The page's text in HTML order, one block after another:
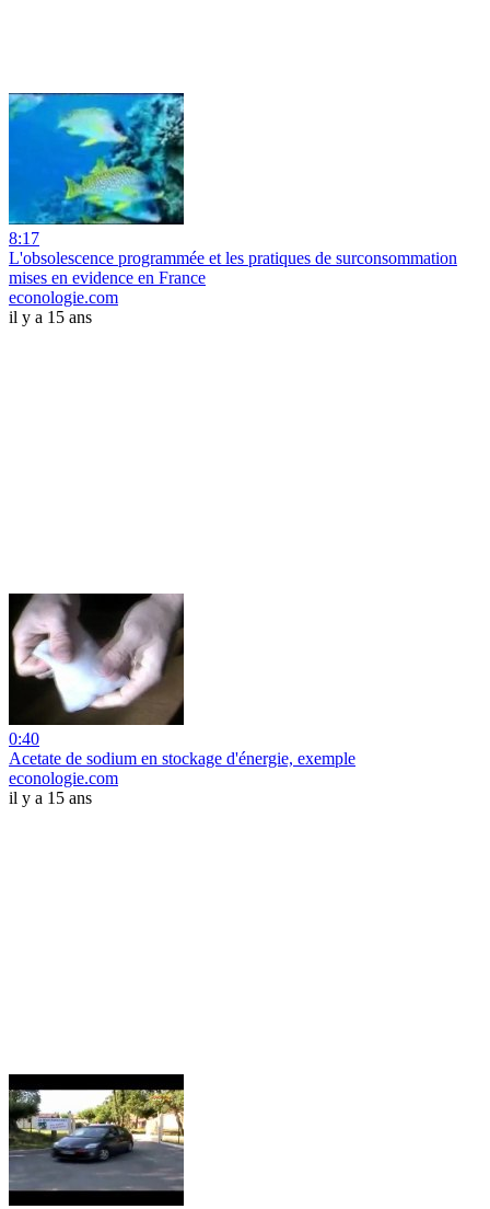
8:17
L'obsolescence programmée et les pratiques de surconsommation
mises en evidence en France
econologie.com
il y a 15 ans
0:40
Acetate de sodium en stockage d'énergie, exemple
econologie.com
il y a 15 ans